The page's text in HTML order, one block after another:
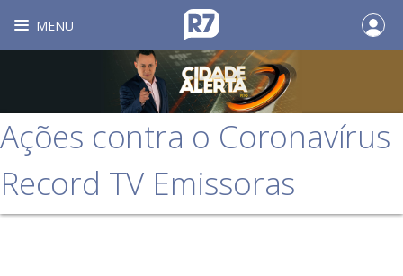
MENU
Ações contra o Coronavírus
Record TV Emissoras